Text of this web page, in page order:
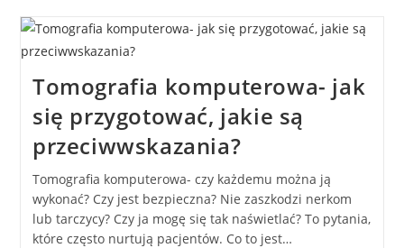
Tomografia komputerowa- jak
się przygotować, jakie są
przeciwwskazania?
Tomografia komputerowa- czy każdemu można ją
wykonać? Czy jest bezpieczna? Nie zaszkodzi nerkom
lub tarczycy? Czy ja mogę się tak naświetlać? To pytania,
które często nurtują pacjentów. Co to jest…